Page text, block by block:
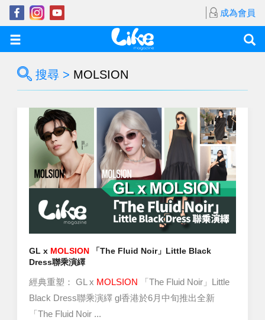
成為會員
搜尋 > MOLSION
GL x MOLSION 「The Fluid Noir」Little Black
Dress聯乘演繹
經典重塑： GL x MOLSION 「The Fluid Noir」Little
Black Dress聯乘演繹 gl香港於6月中旬推出全新
「The Fluid Noir ...